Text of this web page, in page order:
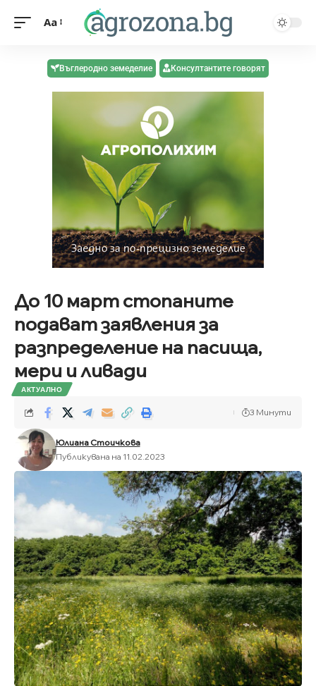
Aa
Въглеродно земеделие Консултантите говорят
До 10 март стопаните
подават заявления за
разпределение на пасища,
мери и ливади
АКТУАЛНО
Юлиана Стоичкова
Публикувана на 11.02.2023
3 Минути